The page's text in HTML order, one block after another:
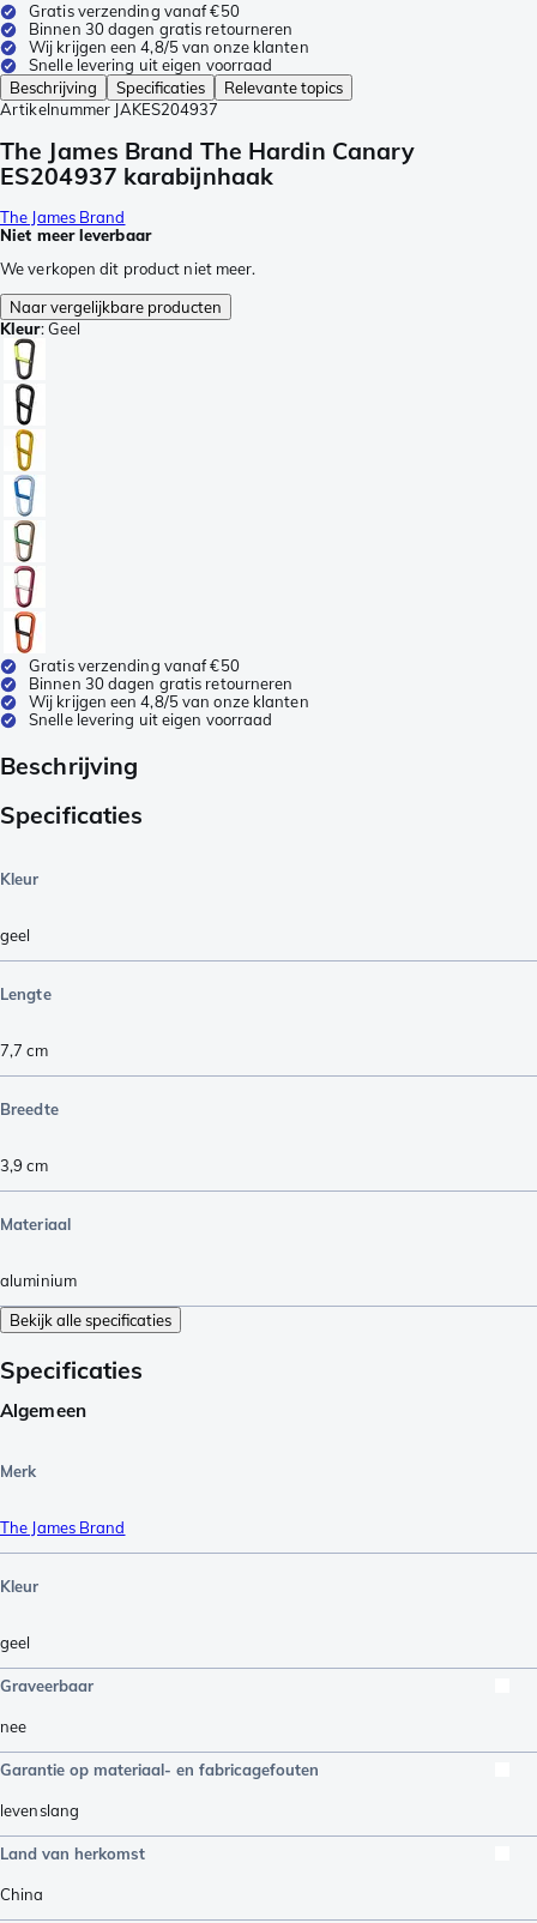
Gratis verzending vanaf €50
Binnen 30 dagen gratis retourneren
Wij krijgen een 4,8/5 van onze klanten
Snelle levering uit eigen voorraad
Beschrijving
Specificaties
Relevante topics
Artikelnummer JAKES204937
The James Brand The Hardin Canary
ES204937 karabijnhaak
The James Brand
Niet meer leverbaar
We verkopen dit product niet meer.
Naar vergelijkbare producten
Kleur:Geel
Gratis verzending vanaf €50
Binnen 30 dagen gratis retourneren
Wij krijgen een 4,8/5 van onze klanten
Snelle levering uit eigen voorraad
Beschrijving
Specificaties
Kleur
geel
Lengte
7,7 cm
Breedte
3,9 cm
Materiaal
aluminium
Bekijk alle specificaties
Specificaties
Algemeen
Merk
The James Brand
Kleur
geel
Graveerbaar
nee
Garantie op materiaal- en fabricagefouten
levenslang
Land van herkomst
China